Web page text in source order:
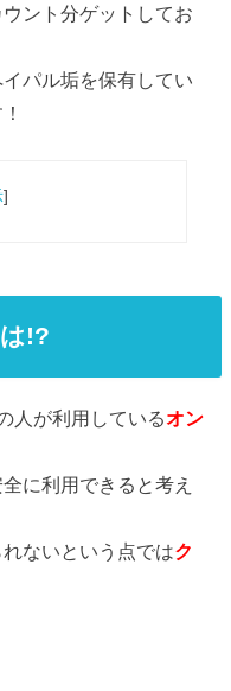
ント分ゲットしてお
パル垢を保有してい
]
!?
人が利用しているオン
に利用できると考え
ないという点ではク